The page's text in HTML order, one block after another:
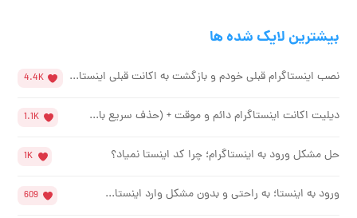
بیشترین لایک شده ها
نصب اینستاگرام قبلی خودم و بازگشت به اکانت قبلی اینستا... 4.4K
دیلیت اکانت اینستاگرام دائم و موقت + (حذف سریع با... 1.1K
حل مشکل ورود به اینستاگرام؛ چرا کد اینستا نمیاد؟ 1K
ورود به اینستا؛ به راحتی و بدون مشکل وارد اینستا... 609